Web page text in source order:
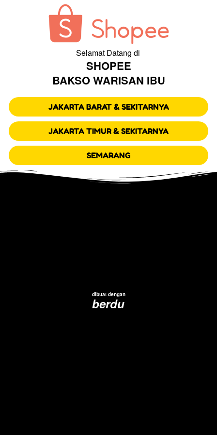
Selamat Datang di
SHOPEE
BAKSO WARISAN IBU
`
JAKARTA BARAT & SEKITARNYA
`
JAKARTA TIMUR & SEKITARNYA
`
SEMARANG
dibuat dengan
berdu